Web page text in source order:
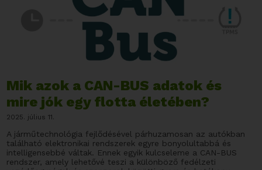
Mik azok a CAN-BUS adatok és
mire jók egy flotta életében?
2025. július 11.
A járműtechnológia fejlődésével párhuzamosan az autókban
található elektronikai rendszerek egyre bonyolultabbá és
intelligensebbé váltak. Ennek egyik kulcseleme a CAN-BUS
rendszer, amely lehetővé teszi a különböző fedélzeti